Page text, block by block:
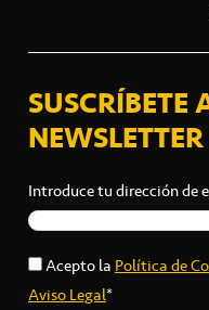
SUSCRÍBETE
NEWSLETTER
Introduce tu dirección de
Acepto laPolítica de
Aviso Legal*